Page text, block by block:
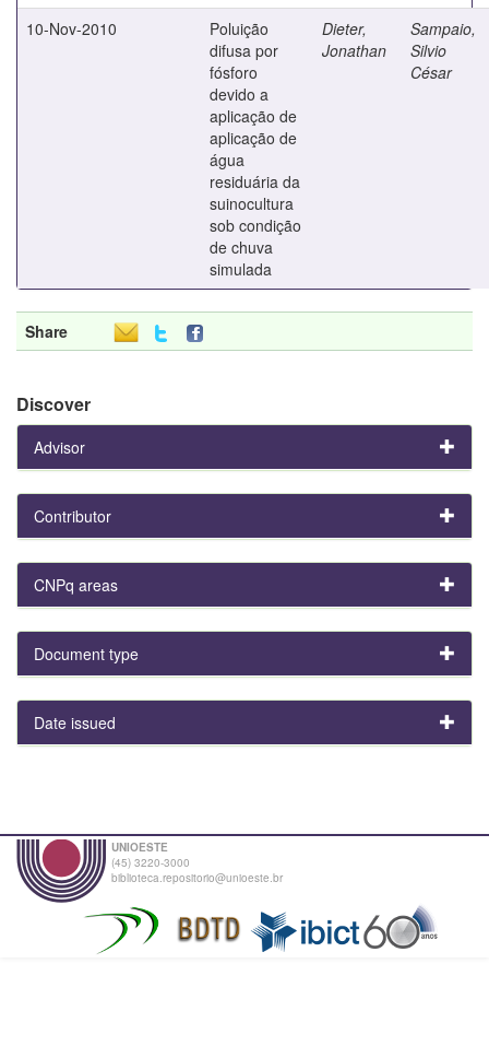
10-Nov-2010
Poluição
difusa por
fósforo
devido a
aplicação de
aplicação de
água
residuária da
suinocultura
sob condição
de chuva
simulada
Dieter,
Jonathan
Sampaio,
Silvio
César
Share
Discover
Advisor
Contributor
CNPq areas
Document type
Date issued
UNIOESTE
(45) 3220-3000
biblioteca.repositorio@unioeste.br